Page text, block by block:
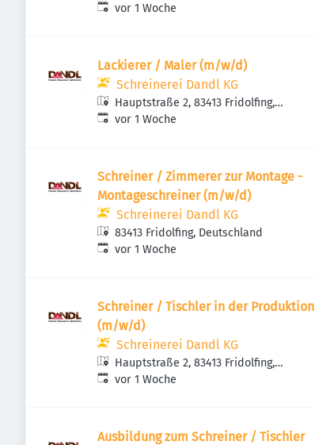
Deutschland
Veröffentlicht:
vor 1 Woche
Lackierer / Maler (m/w/d)
Schreinerei Dandl KG
Hauptstraße 2, 83413 Fridolfing,
Deutschland
Veröffentlicht:
vor 1 Woche
Schreiner / Zimmerer zur Montage -
Montageschreiner (m/w/d)
Schreinerei Dandl KG
83413 Fridolfing, Deutschland
Veröffentlicht:
vor 1 Woche
Schreiner / Tischler in der Produktion
(m/w/d)
Schreinerei Dandl KG
Hauptstraße 2, 83413 Fridolfing,
Deutschland
Veröffentlicht:
vor 1 Woche
Ausbildung zum Schreiner / Tischler